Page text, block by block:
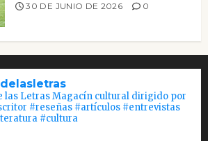
30 DE JUNIO DE 2026 0
las Letras Magacín cultural dirigido por
#reseñas #artículos #entrevistas
#cultura